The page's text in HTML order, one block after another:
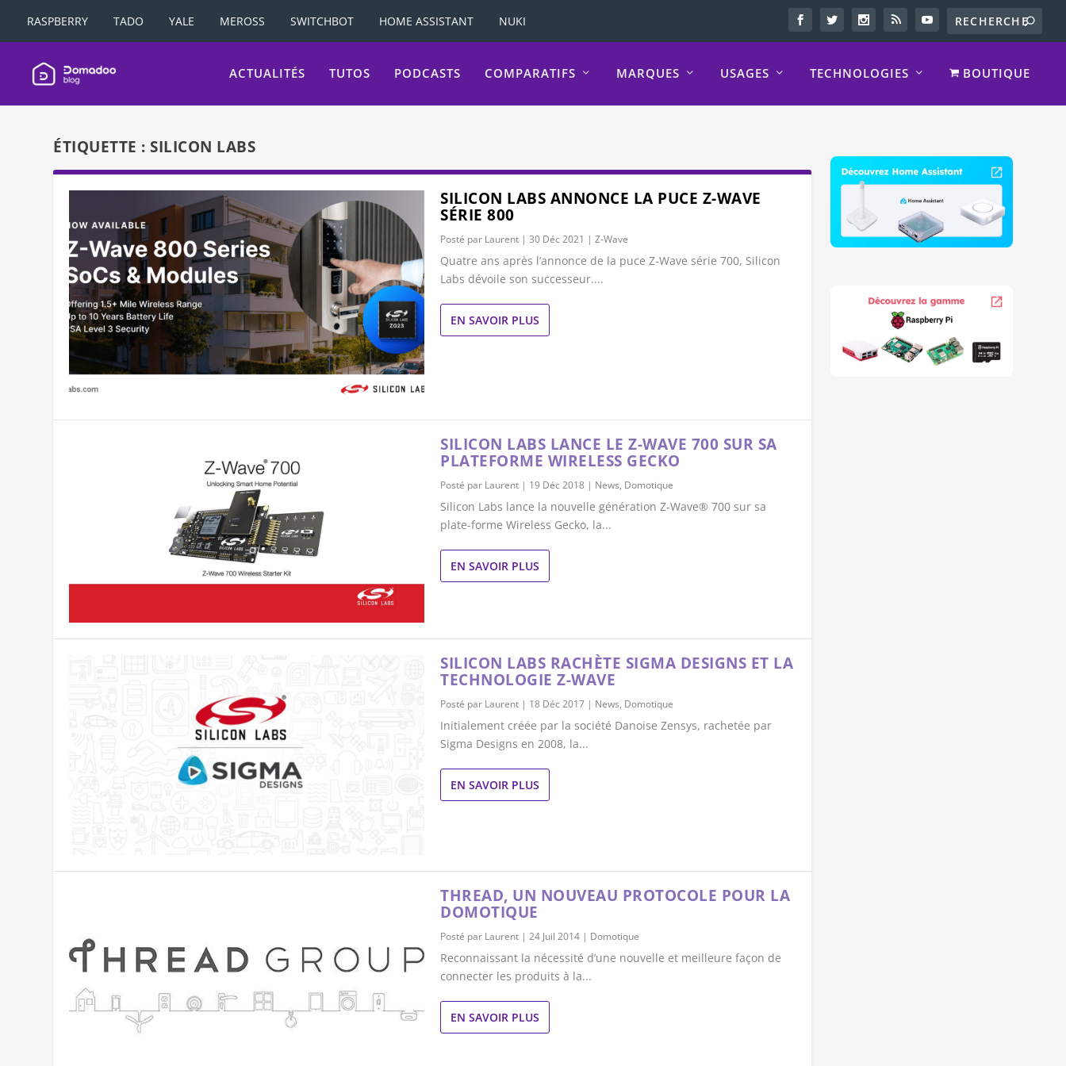
RASPBERRY TADO YALE MEROSS SWITCHBOT HOME ASSISTANT NUKI
ACTUALITÉS TUTOS PODCASTS COMPARATIFS MARQUES USAGES TECHNOLOGIES BOUTIQUE
ÉTIQUETTE :SILICON LABS
SILICON LABS ANNONCE LA PUCE Z-WAVE
SÉRIE 800
Posté par Laurent |30 Déc 2021 |Z-Wave
Quatre ans après l’annonce de la puce Z-Wave série 700, Silicon
Labs dévoile son successeur....
EN SAVOIR PLUS
SILICON LABS LANCE LE Z-WAVE 700 SUR SA
PLATEFORME WIRELESS GECKO
Posté par Laurent | 19 Déc 2018 | News, Domotique
Silicon Labs lance la nouvelle génération Z-Wave® 700 sur sa
plate-forme Wireless Gecko, la...
EN SAVOIR PLUS
SILICON LABS RACHÈTE SIGMA DESIGNS ET LA
TECHNOLOGIE Z-WAVE
Posté par Laurent | 18 Déc 2017 | News, Domotique
Initialement créée par la société Danoise Zensys, rachetée par
Sigma Designs en 2008, la...
EN SAVOIR PLUS
THREAD, UN NOUVEAU PROTOCOLE POUR LA
DOMOTIQUE
Posté par Laurent |24 Juil 2014 | Domotique
Reconnaissant la nécessité d’une nouvelle et meilleure façon de
connecter les produits à la...
EN SAVOIR PLUS